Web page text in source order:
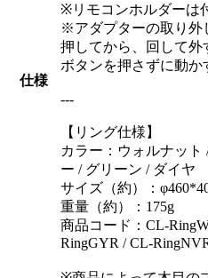
仕様
※リモコンホルダーは
※アダプターの取り外
押してから、回して
ボタンを押さずに動か
---
【リング仕様】
カラー：ウォルナット
ー / グリーン / ダイヤ
サイズ（約）：
重量（約）：175g
商品コード：CL-
RingGYR / CL-